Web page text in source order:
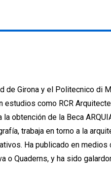
de Girona y el Politecnico di
estudios como RCR
obtención de la Beca
trabaja en torno a la
Ha publicado en medios
o Quaderns, y ha sido